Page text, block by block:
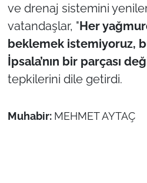
ve drenaj sistemini
vatandaşlar, "Her
beklemek istemiyoruz,
İpsala’nın bir parçası
tepkilerini dile getirdi.
Muhabir: MEHMET AYTAÇ
İş Dünyası
Bilim Teknoloji
English News
Canlı Maç